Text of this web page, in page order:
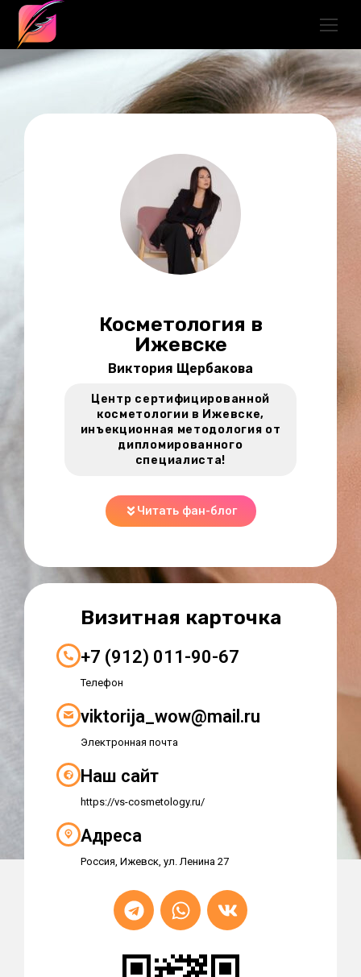
Косметология в
Ижевске
Виктория Щербакова
Центр сертифицированной
косметологии в Ижевске,
инъекционная методология от
дипломированного
специалиста!
Читать фан-блог
Визитная карточка
+7 (912) 011-90-67
Телефон
viktorija_wow@mail.ru
Электронная почта
Наш сайт
https://vs-cosmetology.ru/
Адреса
Россия, Ижевск, ул. Ленина 27